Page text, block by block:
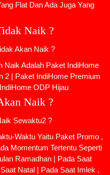
Flat Dan Ada Juga Yang
Naik ?
Akan Naik ?
Naik Adalah Paket IndiHome
2 | Paket IndiHome Premium
ODP Hijau
Naik ?
Sewaktu2 ?
Waktu Yaitu Paket Promo ,
Momentum Tertentu Seperti
Ramadhan | Pada Saat
Natal | Pada Saat Imlek ,